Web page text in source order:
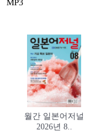
MP3
월간 일본어저널
2026년 8..